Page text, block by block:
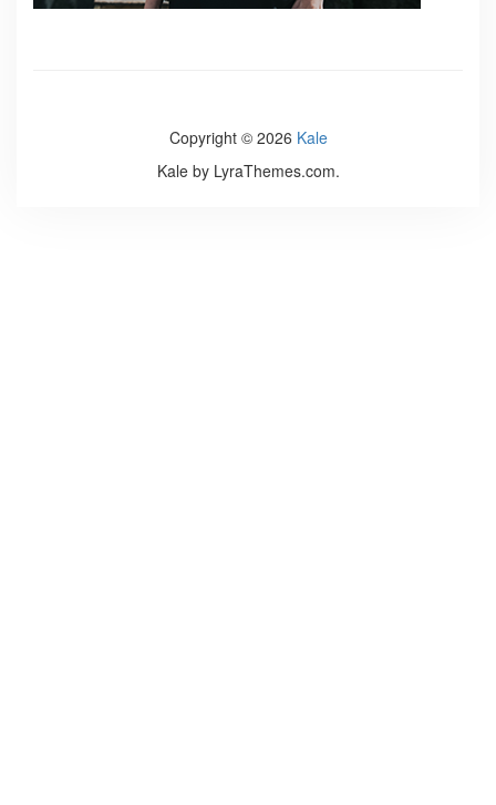
Copyright © 2026 Kale
Kaleby LyraThemes.com.